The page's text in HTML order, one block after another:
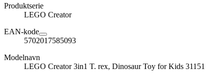
Produktserie
LEGO Creator
EAN-kode
5702017585093
Modelnavn
LEGO Creator 3in1 T. rex, Dinosaur Toy for Kids 31151